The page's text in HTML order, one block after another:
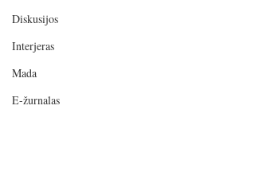
Diskusijos
Interjeras
Mada
E-žurnalas